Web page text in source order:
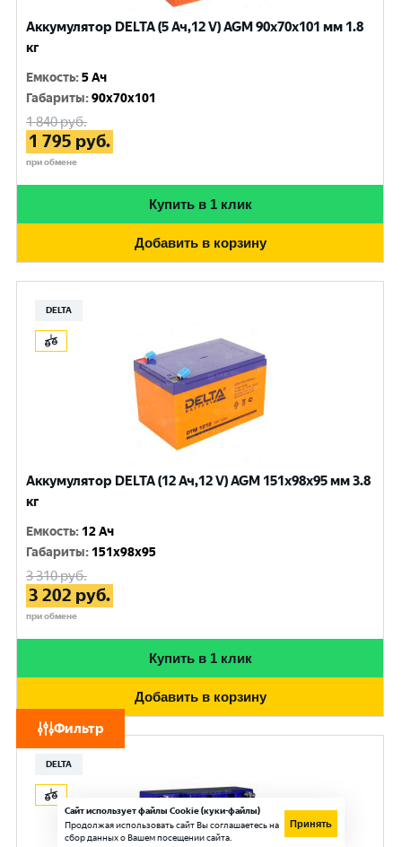
Фильтр
Аккумулятор DELTA (5 Ач,12 V) AGM 90x70x101 мм 1.8
кг
Емкость:5 Ач
Габариты:90x70x101
1 840руб.
1 795 руб.
при обмене
Купить в 1 клик
Добавить в корзину
DELTA
Аккумулятор DELTA (12 Ач,12 V) AGM 151x98x95 мм 3.8
кг
Емкость: 12 Ач
Габариты: 151x98x95
3 310руб.
3 202 руб.
при обмене
Купить в 1 клик
Добавить в корзину
DELTA
Сайт использует файлы Cookie (куки-файлы)
Продолжая использовать сайт Вы соглашаетесь на
сбор данных о Вашем посещении сайта.
Принять